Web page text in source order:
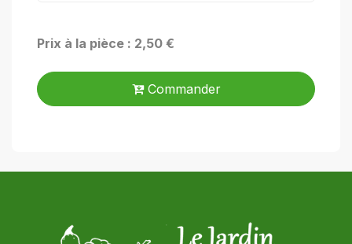
Prix à la pièce : 2,50 €
Commander